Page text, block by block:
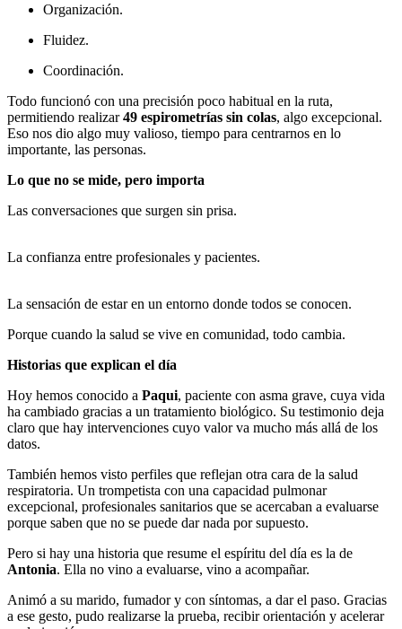
Organización.
Fluidez.
Coordinación.
Todo funcionó con una precisión poco habitual en la ruta,
permitiendo realizar49 espirometrías sin colas, algo excepcional.
Eso nos dio algo muy valioso, tiempo para centrarnos en lo
importante, las personas.
Lo que no se mide, pero importa
Las conversaciones que surgen sin prisa.
La confianza entre profesionales y pacientes.
La sensación de estar en un entorno donde todos se conocen.
Porque cuando la salud se vive en comunidad, todo cambia.
Historias que explican el día
Hoy hemos conocido a Paqui, paciente con asma grave, cuya vida
ha cambiado gracias a un tratamiento biológico. Su testimonio deja
claro que hay intervenciones cuyo valor va mucho más allá de los
datos.
También hemos visto perfiles que reflejan otra cara de la salud
respiratoria. Un trompetista con una capacidad pulmonar
excepcional, profesionales sanitarios que se acercaban a evaluarse
porque saben que no se puede dar nada por supuesto.
Pero si hay una historia que resume el espíritu del día es la de
Antonia. Ella no vino a evaluarse, vino a acompañar.
Animó a su marido, fumador y con síntomas, a dar el paso. Gracias
a ese gesto, pudo realizarse la prueba, recibir orientación y acelerar